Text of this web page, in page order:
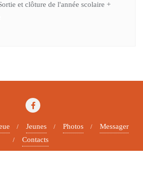
et clôture de l'année scolaire +
Jeunes Photos
Messager
Contacts